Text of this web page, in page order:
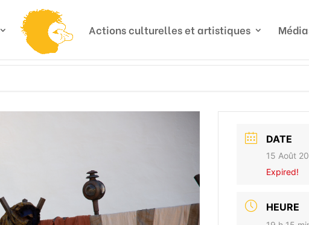
Actions culturelles et artistiques
DATE
15 Août
Expired!
HEURE